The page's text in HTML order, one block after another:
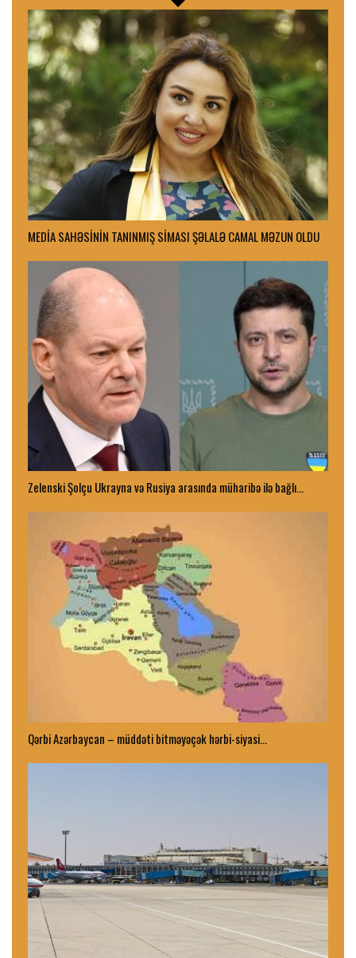
MEDİA SAHƏSİNİN TANINMIŞ SİMASI ŞƏLALƏ CAMAL MƏZUN OLDU
Zelenski Şolçu Ukrayna və Rusiya arasında müharibə ilə bağlı…
Qərbi Azərbaycan – müddəti bitməyəçək hərbi-siyasi…